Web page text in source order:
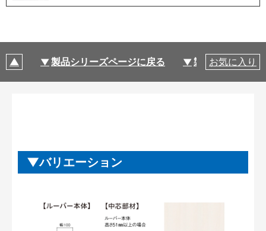
製品シリーズページに戻る 製品仕様
お気に入り
バリエーション